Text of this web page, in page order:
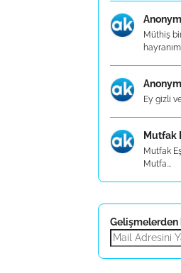
Müthiş
Ey gizli
Mutfak
Mutfak
Mutfa...
Gelişmelerden